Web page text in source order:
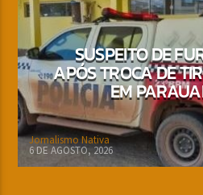
SUSPEITO DE
APÓS TROCA DE
EM
Jornalismo Nativa
6 DE AGOSTO, 2026